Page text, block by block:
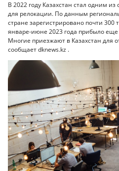
В 2022 году Казахстан стал одним
для релокации. По данным
стране зарегистрировано почти 300
январе-июне 2023 года прибыло еще
Многие приезжают в Казахстан для
сообщает dknews.kz .